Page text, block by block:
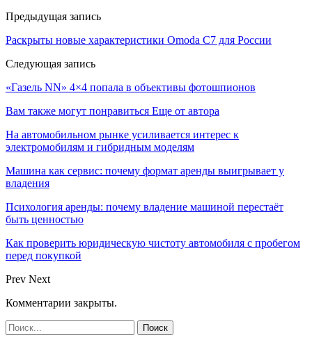
Предыдущая запись
Раскрыты новые характеристики Omoda C7 для России
Следующая запись
«Газель NN» 4×4 попала в объективы фотошпионов
Вам также могут понравиться Еще от автора
На автомобильном рынке усиливается интерес к
электромобилям и гибридным моделям
Машина как сервис: почему формат аренды выигрывает у
владения
Психология аренды: почему владение машиной перестаёт
быть ценностью
Как проверить юридическую чистоту автомобиля с пробегом
перед покупкой
Prev Next
Комментарии закрыты.